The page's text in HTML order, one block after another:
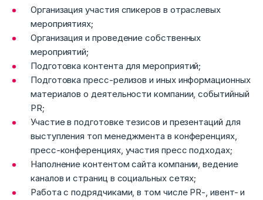
Организация участия спикеров в отраслевых
мероприятиях;
Организация и проведение собственных
мероприятий;
Подготовка контента для мероприятий;
Подготовка пресс-релизов и иных информационных
материалов о деятельности компании, событийный
PR;
Участие в подготовке тезисов и презентаций для
выступления топ менеджмента в конференциях,
пресс-конференциях, участия пресс подходах;
Наполнение контентом сайта компании, ведение
каналов и страниц в социальных сетях;
Работа с подрядчиками, в том числе PR-, ивент- и